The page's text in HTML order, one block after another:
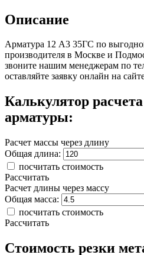
Описание
Арматура 12 А3 35ГС по
производителя в Москве и
звоните нашим менеджерам по
оставляйте заявку онлайн на
Калькулятор
арматуры:
Расчет массы через длину
Общая длина:
посчитать стоимость
Рассчитать
Расчет длины через массу
Общая масса:
посчитать стоимость
Рассчитать
Стоимость резки